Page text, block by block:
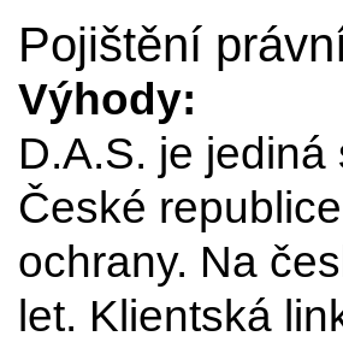
Pojištění
Výhody:
D.A.S. je
České
ochrany. Na
let. Klientská